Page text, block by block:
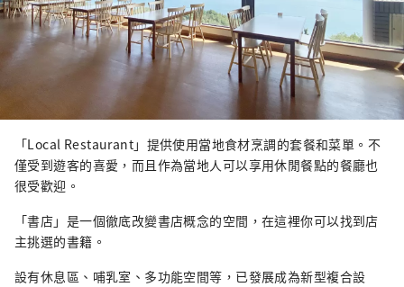
「Local Restaurant」提供使用當地食材烹調的套餐和菜單。不
僅受到遊客的喜愛，而且作為當地人可以享用休閒餐點的餐廳也
很受歡迎。
「書店」是一個徹底改變書店概念的空間，在這裡你可以找到店
主挑選的書籍。
設有休息區、哺乳室、多功能空間等，已發展成為新型複合設